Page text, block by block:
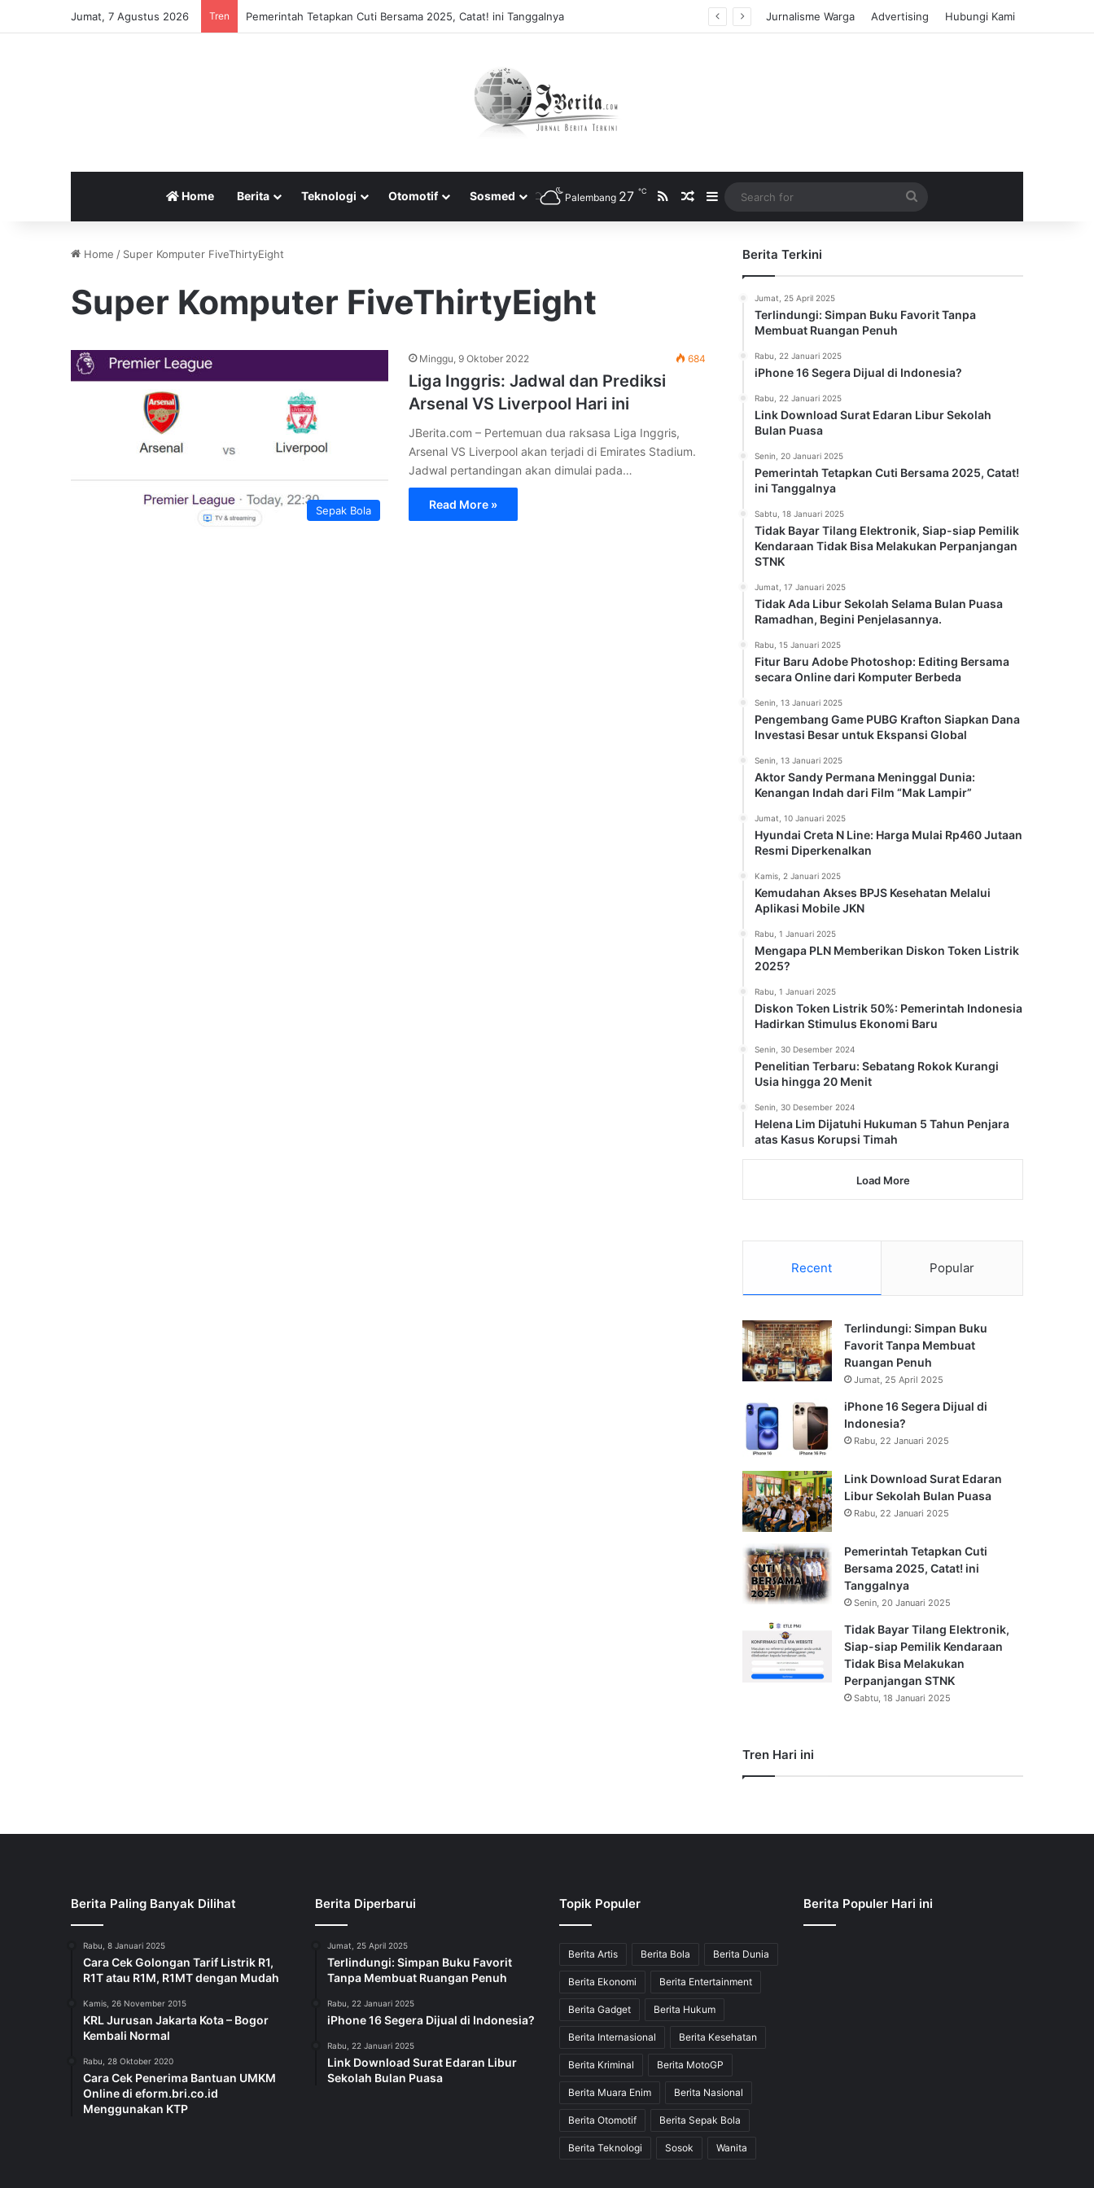
Jumat, 7 Agustus 2026 Tren Pemerintah Tetapkan Cuti Bersama 2025, Catat! ini Tanggalnya Jurnalisme Warga Advertising Hubungi Kami
Home Berita Teknologi Otomotif Sosmed Palembang 27 ℃ RSSRandom Article
Sidebar
for
Home / Super Komputer FiveThirtyEight
Super Komputer FiveThirtyEight
Sepak Bola
Minggu, 9 Oktober 2022 684
Liga Inggris: Jadwal dan Prediksi
Arsenal VS Liverpool Hari ini
JBerita.com – Pertemuan dua raksasa Liga Inggris,
Arsenal VS Liverpool akan terjadi di Emirates Stadium.
Jadwal pertandingan akan dimulai pada…
Read More »
Berita Terkini
Jumat, 25 April 2025
Terlindungi: Simpan Buku Favorit Tanpa
Membuat Ruangan Penuh
Rabu, 22 Januari 2025
iPhone 16 Segera Dijual di Indonesia?
Rabu, 22 Januari 2025
Link Download Surat Edaran Libur Sekolah
Bulan Puasa
Senin, 20 Januari 2025
Pemerintah Tetapkan Cuti Bersama 2025, Catat!
ini Tanggalnya
Sabtu, 18 Januari 2025
Tidak Bayar Tilang Elektronik, Siap-siap Pemilik
Kendaraan Tidak Bisa Melakukan Perpanjangan
STNK
Jumat, 17 Januari 2025
Tidak Ada Libur Sekolah Selama Bulan Puasa
Ramadhan, Begini Penjelasannya.
Rabu, 15 Januari 2025
Fitur Baru Adobe Photoshop: Editing Bersama
secara Online dari Komputer Berbeda
Senin, 13 Januari 2025
Pengembang Game PUBG Krafton Siapkan Dana
Investasi Besar untuk Ekspansi Global
Senin, 13 Januari 2025
Aktor Sandy Permana Meninggal Dunia:
Kenangan Indah dari Film “Mak Lampir”
Jumat, 10 Januari 2025
Hyundai Creta N Line: Harga Mulai Rp460 Jutaan
Resmi Diperkenalkan
Kamis, 2 Januari 2025
Kemudahan Akses BPJS Kesehatan Melalui
Aplikasi Mobile JKN
Rabu, 1 Januari 2025
Mengapa PLN Memberikan Diskon Token Listrik
2025?
Rabu, 1 Januari 2025
Diskon Token Listrik 50%: Pemerintah Indonesia
Hadirkan Stimulus Ekonomi Baru
Senin, 30 Desember 2024
Penelitian Terbaru: Sebatang Rokok Kurangi
Usia hingga 20 Menit
Senin, 30 Desember 2024
Helena Lim Dijatuhi Hukuman 5 Tahun Penjara
atas Kasus Korupsi Timah
Load More
Recent Popular
Terlindungi: Simpan Buku
Favorit Tanpa Membuat
Ruangan Penuh
Jumat, 25 April 2025
iPhone 16 Segera Dijual di
Indonesia?
Rabu, 22 Januari 2025
Link Download Surat Edaran
Libur Sekolah Bulan Puasa
Rabu, 22 Januari 2025
Pemerintah Tetapkan Cuti
Bersama 2025, Catat! ini
Tanggalnya
Senin, 20 Januari 2025
Tidak Bayar Tilang Elektronik,
Siap-siap Pemilik Kendaraan
Tidak Bisa Melakukan
Perpanjangan STNK
Sabtu, 18 Januari 2025
Tren Hari ini
Berita Paling Banyak Dilihat
Rabu, 8 Januari 2025
Cara Cek Golongan Tarif Listrik R1,
R1T atau R1M, R1MT dengan Mudah
Kamis, 26 November 2015
KRL Jurusan Jakarta Kota – Bogor
Kembali Normal
Rabu, 28 Oktober 2020
Cara Cek Penerima Bantuan UMKM
Online di eform.bri.co.id
Menggunakan KTP
Berita Diperbarui
Jumat, 25 April 2025
Terlindungi: Simpan Buku Favorit
Tanpa Membuat Ruangan Penuh
Rabu, 22 Januari 2025
iPhone 16 Segera Dijual di Indonesia?
Rabu, 22 Januari 2025
Link Download Surat Edaran Libur
Sekolah Bulan Puasa
Topik Populer
Berita Artis Berita Bola Berita Dunia
Berita Ekonomi Berita Entertainment
Berita Gadget Berita Hukum
Berita Internasional Berita Kesehatan
Berita Kriminal Berita MotoGP
Berita Muara Enim Berita Nasional
Berita Otomotif Berita Sepak Bola
Berita Teknologi Sosok Wanita
Berita Populer Hari ini